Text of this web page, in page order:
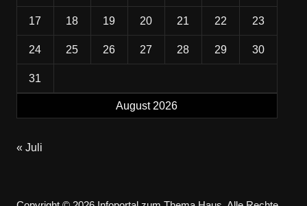
August 2026
17 18 19 20 21 22 23
24 25 26 27 28 29 30
31
« Juli